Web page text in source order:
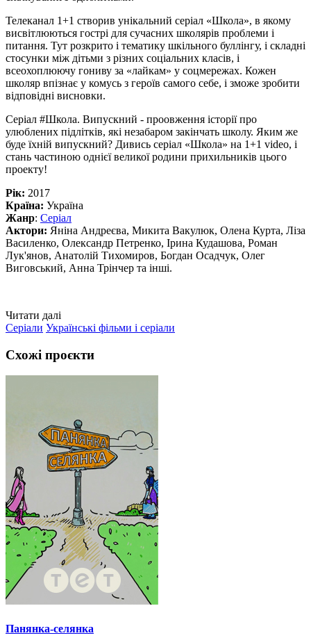
Телеканал 1+1 створив унікальний серіал «Школа», в якому
висвітлюються гострі для сучасних школярів проблеми і
питання. Тут розкрито і тематику шкільного буллінгу, і складні
стосунки між дітьми з різних соціальних класів, і
всеохоплюючу гониву за «лайкам» у соцмережах. Кожен
школяр впізнає у комусь з героїв самого себе, і зможе зробити
відповідні висновки.
Серіал #Школа. Випускний - проовження історії про
улюблених підлітків, які незабаром закінчать школу. Яким же
буде їхній випускний? Дивись серіал «Школа» на 1+1 video, і
стань частиною однієї великої родини прихильників цього
проекту!
Рік: 2017
Країна: Україна
Жанр: Серіал
Актори: Яніна Андреєва, Микита Вакулюк, Олена Курта, Ліза
Василенко, Олександр Петренко, Ірина Кудашова, Роман
Лук'янов, Анатолій Тихомиров, Богдан Осадчук, Олег
Виговський, Анна Трінчер та інші.
Читати далі
Серіали Українські фільми і серіали
Схожі проєкти
Панянка-селянка